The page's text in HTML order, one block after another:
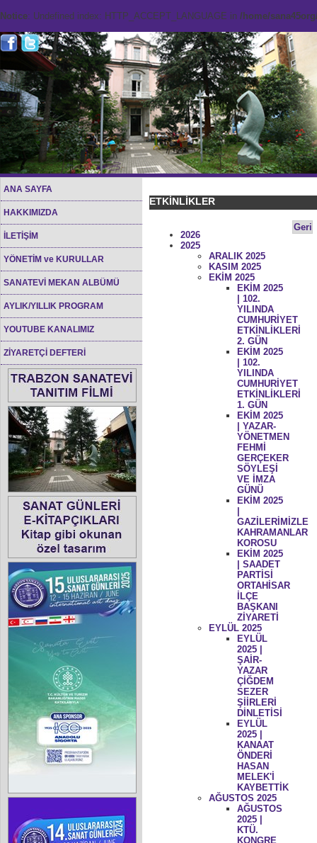
Notice: Undefined index: HTTP_ACCEPT_LANGUAGE in /home/
ANA SAYFA
HAKKIMIZDA
İLETİŞİM
YÖNETİM ve KURULLAR
SANATEVİ MEKAN ALBÜMÜ
AYLIK/YILLIK PROGRAM
YOUTUBE KANALIMIZ
ZİYARETÇİ DEFTERİ
ETKİNLİKLER
Geri
2026
2025
ARALIK 2025
KASIM 2025
EKİM 2025
EKİM 2025
| 102.
YILINDA
CUMHURİYET
ETKİNLİKLERİ
2. GÜN
EKİM 2025
| 102.
YILINDA
CUMHURİYET
ETKİNLİKLERİ
1. GÜN
EKİM 2025
| YAZAR-
YÖNETMEN
FEHMİ
GERÇEKER
SÖYLEŞİ
VE İMZA
GÜNÜ
EKİM 2025
GAZİLERİMİZLE
KAHRAMANLAR
KOROSU
EKİM 2025
| SAADET
PARTİSİ
ORTAHİSAR
İLÇE
BAŞKANI
ZİYARETİ
EYLÜL 2025
EYLÜL
2025 |
ŞAİR-
YAZAR
ÇİĞDEM
SEZER
ŞİİRLERİ
DİNLETİSİ
EYLÜL
2025 |
KANAAT
ÖNDERİ
HASAN
MELEK'İ
KAYBETTİK
AĞUSTOS 2025
AĞUSTOS
2025 |
KTÜ.
KONGRE